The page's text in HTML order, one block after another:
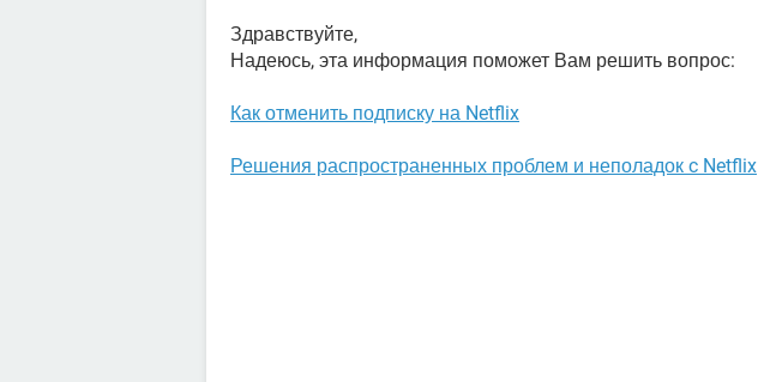
Здравствуйте,
Надеюсь, эта информация поможет Вам решить вопрос:
Как отменить подписку на Netflix
Решения распространенных проблем и неполадок c Netflix